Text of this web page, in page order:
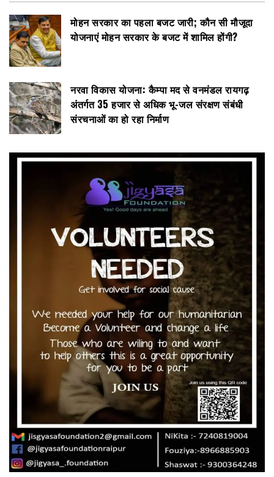
मोहन सरकार का पहला बजट जारी; कौन सी मौजूदा
योजनाएं मोहन सरकार के बजट में शामिल होंगी?
नरवा विकास योजना: कैम्पा मद से वनमंडल रायगढ़
अंतर्गत 35 हजार से अधिक भू-जल संरक्षण संबंधी
संरचनाओं का हो रहा निर्माण